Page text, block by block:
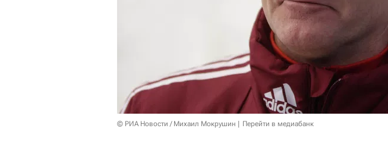
© РИА Новости / Михаил Мокрушин Перейти в медиабанк